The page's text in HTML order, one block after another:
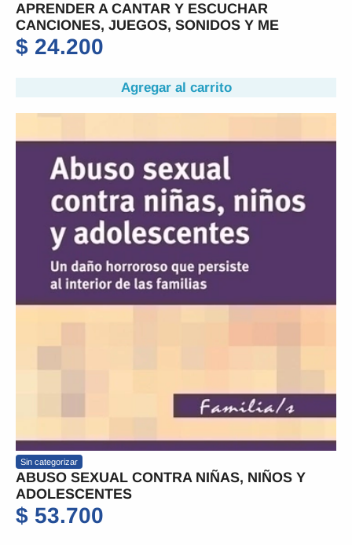
APRENDER A CANTAR Y ESCUCHAR
CANCIONES, JUEGOS, SONIDOS Y ME
$ 24.200
Agregar al carrito
Sin categorizar
ABUSO SEXUAL CONTRA NIÑAS, NIÑOS Y
ADOLESCENTES
$ 53.700